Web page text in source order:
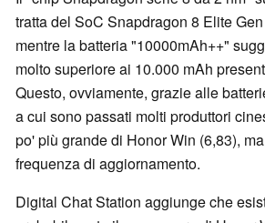
tratta del SoC Snapdragon 8 Elite
mentre la batteria "10000mAh++"
molto superiore ai 10.000 mAh
Questo, ovviamente, grazie alle
a cui sono passati molti produttori
po' più grande di Honor Win (6,83),
frequenza di aggiornamento.
Digital Chat Station aggiunge che